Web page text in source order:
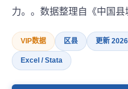
力。。数据整理自《中国县
VIP数据 区县 更新
Excel / Stata